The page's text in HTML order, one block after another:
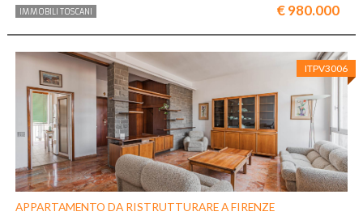
IMMOBILI TOSCANI
€ 980.000
ITPV3006
APPARTAMENTO DA RISTRUTTURARE A FIRENZE